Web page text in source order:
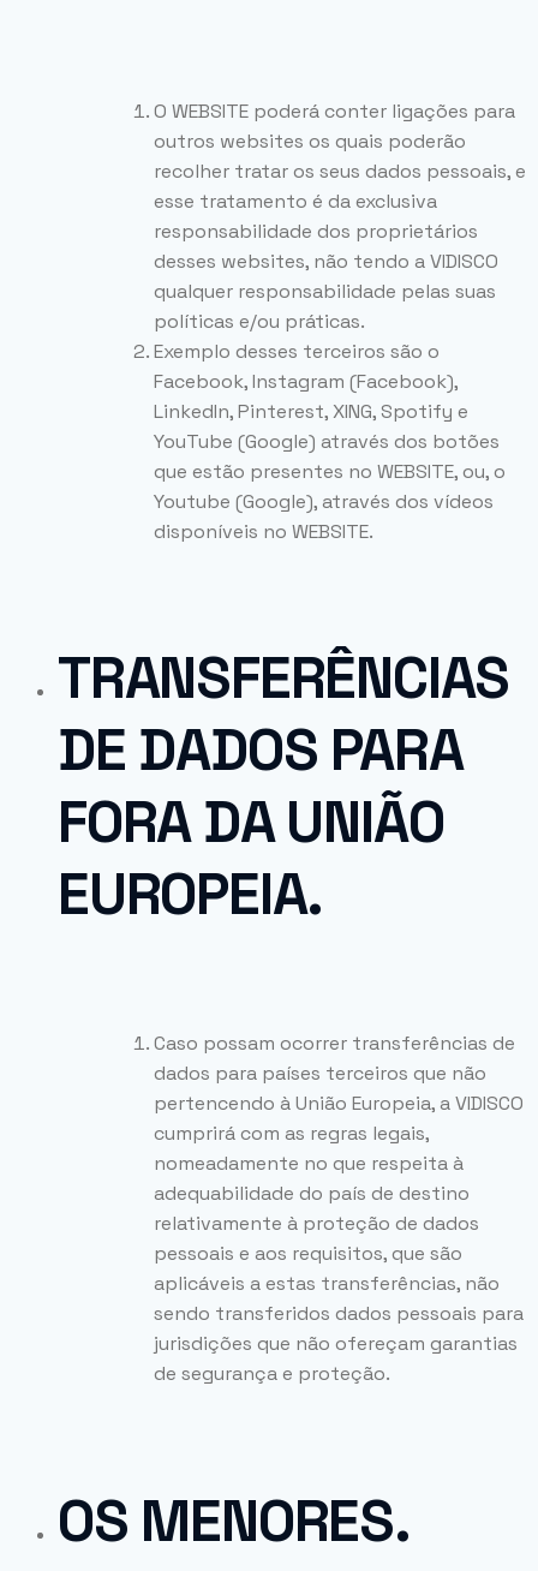
O WEBSITE poderá conter ligações para
outros websites os quais poderão
recolher tratar os seus dados pessoais, e
esse tratamento é da exclusiva
responsabilidade dos proprietários
desses websites, não tendo a VIDISCO
qualquer responsabilidade pelas suas
políticas e/ou práticas.
Exemplo desses terceiros são o
Facebook, Instagram (Facebook),
LinkedIn, Pinterest, XING, Spotify e
YouTube (Google) através dos botões
que estão presentes no WEBSITE, ou, o
Youtube (Google), através dos vídeos
disponíveis no WEBSITE.
TRANSFERÊNCIAS
DE DADOS PARA
FORA DA UNIÃO
EUROPEIA.
Caso possam ocorrer transferências de
dados para países terceiros que não
pertencendo à União Europeia, a VIDISCO
cumprirá com as regras legais,
nomeadamente no que respeita à
adequabilidade do país de destino
relativamente à proteção de dados
pessoais e aos requisitos, que são
aplicáveis a estas transferências, não
sendo transferidos dados pessoais para
jurisdições que não ofereçam garantias
de segurança e proteção.
OS MENORES.